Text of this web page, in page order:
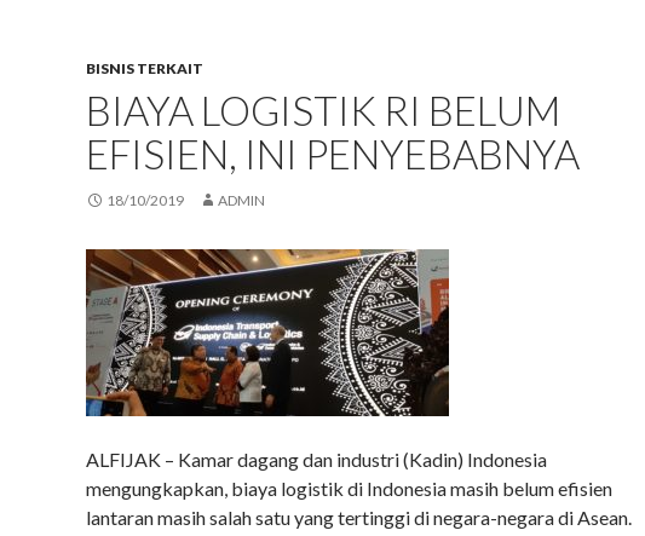
BISNIS TERKAIT
BIAYA LOGISTIK RI BELUM
EFISIEN, INI PENYEBABNYA
18/10/2019 ADMIN
ALFIJAK – Kamar dagang dan industri (Kadin) Indonesia
mengungkapkan, biaya logistik di Indonesia masih belum efisien
lantaran masih salah satu yang tertinggi di negara-negara di Asean.